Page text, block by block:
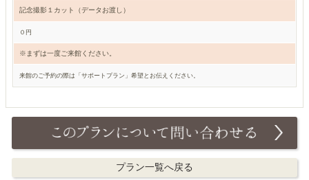
記念撮影１カット（データお渡し）
０円
※まずは一度ご来館ください。
来館のご予約の際は「サポートプラン」希望とお伝えください。
プラン一覧へ戻る